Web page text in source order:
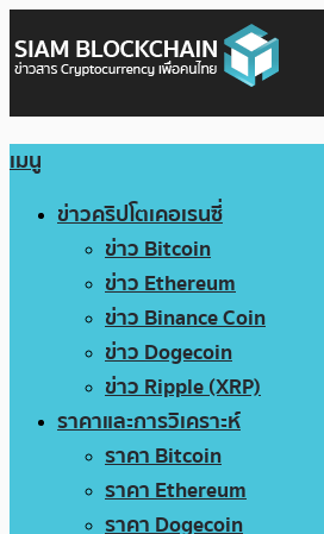
เมนู
ข่าวคริปโตเคอเรนซี่
ข่าว Bitcoin
ข่าว Ethereum
ข่าว Binance Coin
ข่าว Dogecoin
ข่าว Ripple (XRP)
ราคาและการวิเคราะห์
ราคา Bitcoin
ราคา Ethereum
ราคา Dogecoin